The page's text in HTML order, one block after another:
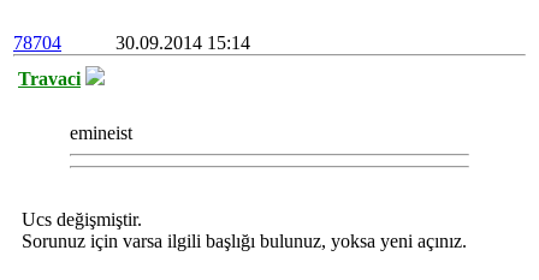
78704
30.09.2014 15:14
Travaci
emineist
Ucs değişmiştir.
Sorunuz için varsa ilgili başlığı bulunuz, yoksa yeni açınız.